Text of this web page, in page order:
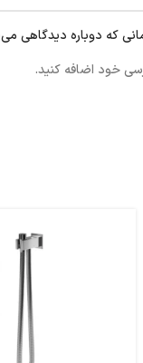
که دوباره دیدگاهی
خود اضافه کنید.